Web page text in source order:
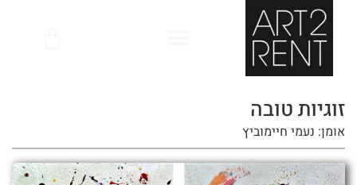
זוגיות טובה
אומן: נעמי חיימוביץ